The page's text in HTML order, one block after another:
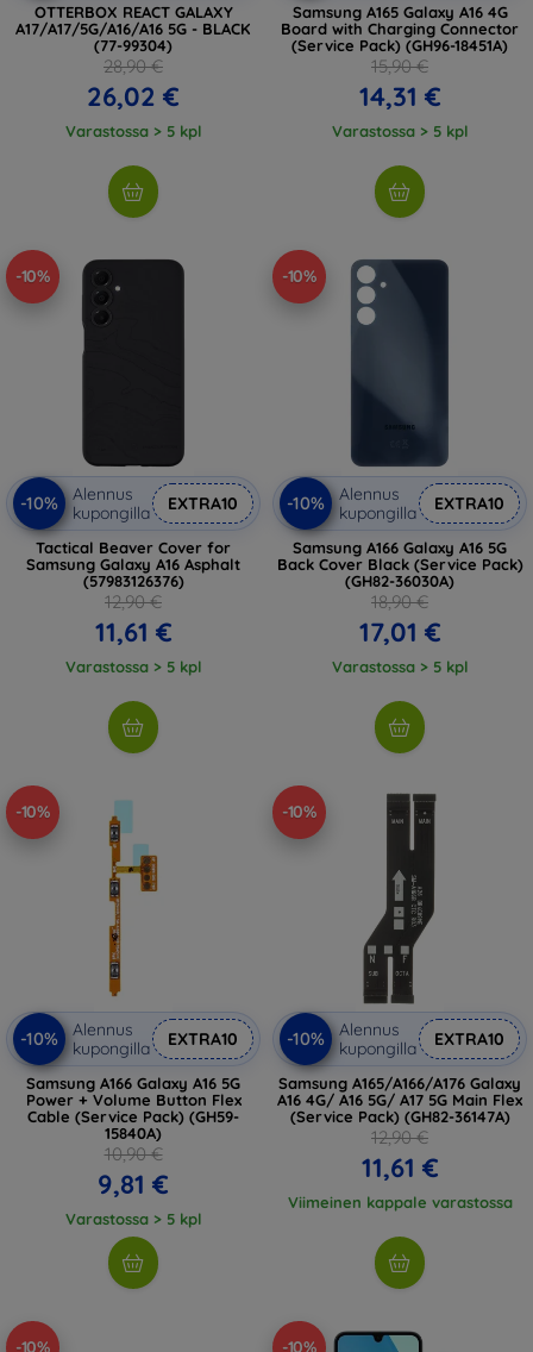
OTTERBOX REACT GALAXY
A17/A17/5G/A16/A16 5G - BLACK
(77-99304)
28,90 €
26,02 €
Varastossa > 5 kpl
Samsung A165 Galaxy A16 4G
Board with Charging Connector
(Service Pack) (GH96-18451A)
15,90 €
14,31 €
Varastossa > 5 kpl
-10%
-10%
Alennus
kupongilla
EXTRA10
Tactical Beaver Cover for
Samsung Galaxy A16 Asphalt
(57983126376)
12,90 €
11,61 €
Varastossa > 5 kpl
-10%
-10%
Alennus
kupongilla
EXTRA10
Samsung A166 Galaxy A16 5G
Back Cover Black (Service Pack)
(GH82-36030A)
18,90 €
17,01 €
Varastossa > 5 kpl
-10%
-10%
Alennus
kupongilla
EXTRA10
Samsung A166 Galaxy A16 5G
Power + Volume Button Flex
Cable (Service Pack) (GH59-
15840A)
10,90 €
9,81 €
Varastossa > 5 kpl
-10%
-10%
Alennus
kupongilla
EXTRA10
Samsung A165/A166/A176 Galaxy
A16 4G/ A16 5G/ A17 5G Main Flex
(Service Pack) (GH82-36147A)
12,90 €
11,61 €
Viimeinen kappale varastossa
-10% -10%